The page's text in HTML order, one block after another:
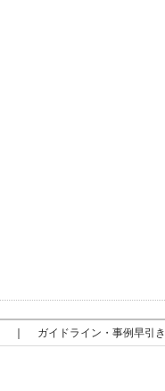
ガイドライン・事例早引き